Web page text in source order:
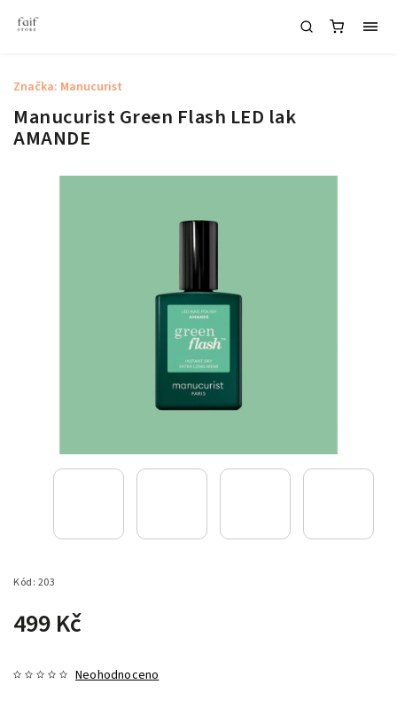
Manucurist Green Flash LED lak
AMANDE
Kód: 203
499 Kč
Neohodnoceno
Značka: Manucurist